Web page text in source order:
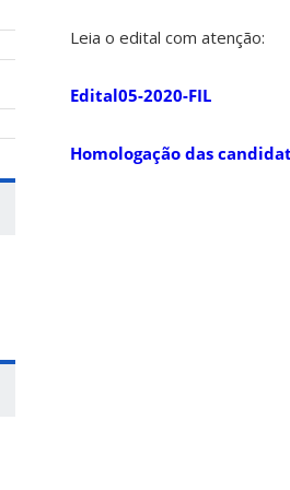
Leia o edital com atenção:
Edital05-2020-FIL
Homologação das